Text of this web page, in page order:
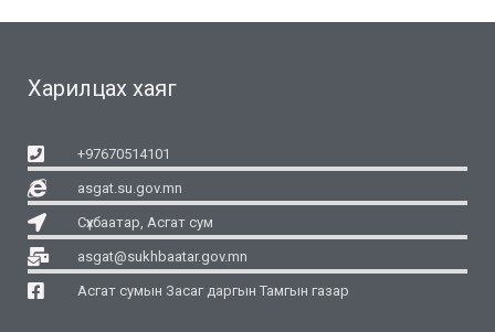
Харилцах хаяг
+97670514101
asgat.su.gov.mn
Сүхбаатар, Асгат сум
asgat@sukhbaatar.gov.mn
Асгат сумын Засаг даргын Тамгын газар